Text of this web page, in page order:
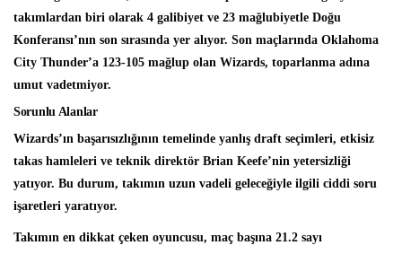
takımlardan biri olarak 4 galibiyet ve 23 mağlubiyetle Doğu
Konferansı’nın son sırasında yer alıyor. Son maçlarında Oklahoma
City Thunder’a 123-105 mağlup olan Wizards, toparlanma adına
umut vadetmiyor.
Sorunlu Alanlar
Wizards’ın başarısızlığının temelinde yanlış draft seçimleri, etkisiz
takas hamleleri ve teknik direktör Brian Keefe’nin yetersizliği
yatıyor. Bu durum, takımın uzun vadeli geleceğiyle ilgili ciddi soru
işaretleri yaratıyor.
Takımın en dikkat çeken oyuncusu, maç başına 21.2 sayı